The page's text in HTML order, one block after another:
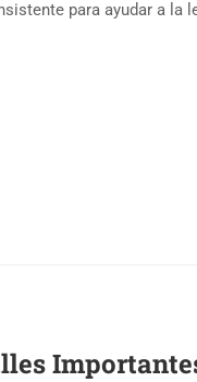
para ayudar a la